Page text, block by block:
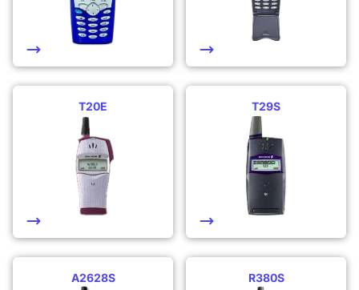
T20E T29S
A2628S R380S